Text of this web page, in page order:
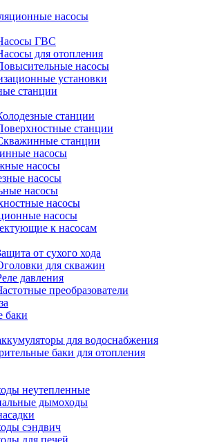
насосы
ГВС
для отопления
насосы
установки
станции
станции
станции
станции
насосы
насосы
насосы
насосы
насосы
насосы
к насосам
от сухого хода
для скважин
давления
преобразователи
баки
для водоснабжения
баки для отопления
неутепленные
дымоходы
сэндвич
для печей